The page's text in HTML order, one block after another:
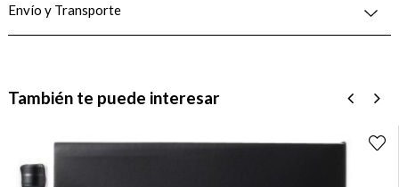
Envío y Transporte
También te puede interesar
›